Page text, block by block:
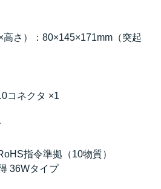
さ）：80×145×171mm（突起
コネクタ ×1
指令準拠（10物質）
36Wタイプ